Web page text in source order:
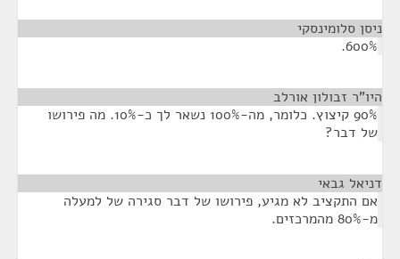
ניסן סלומינסקי
600%.
היו"ר זבולון אורלב
90% קיצוץ. כלומר, מה-100% נשאר לך כ-10%. מה פירושו
של דבר?
דניאל גבאי
אם התקציב לא מגיע, פירושו של דבר סגירה של למעלה
מ-80% מהמרכזים.